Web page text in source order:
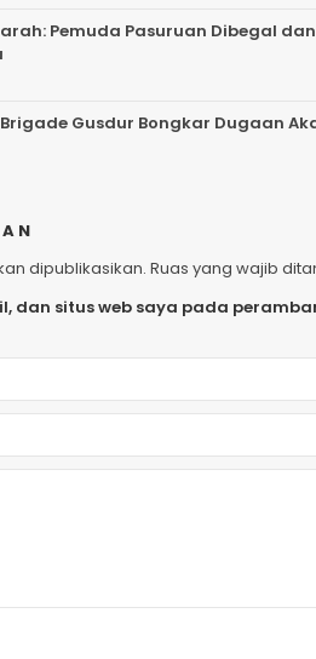
Pemuda Pasuruan Dibegal
Gusdur Bongkar Dugaan
dipublikasikan. Ruas yang wajib
dan situs web saya pada